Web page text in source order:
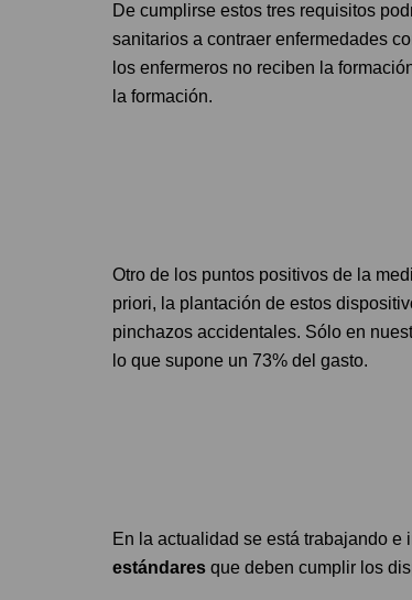
De cumplirse estos tres requisitos
sanitarios a contraer enfermedades
los enfermeros no reciben la
la formación.
Otro de los puntos positivos de la
priori, la plantación de estos
pinchazos accidentales. Sólo en
lo que supone un 73% del gasto.
En la actualidad se está trabajando
estándares que deben cumplir los